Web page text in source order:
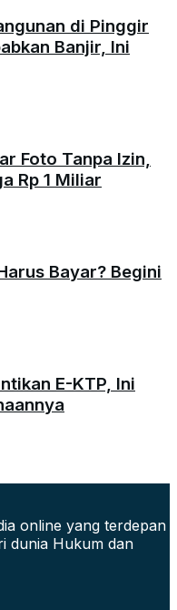
di Pinggir
Banjir, Ini
Foto Tanpa Izin,
Rp 1 Miliar
Bayar? Begini
E-KTP, Ini
online yang terdepan
dunia Hukum dan